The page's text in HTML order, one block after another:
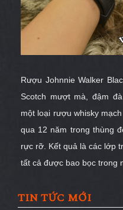
Rượu Johnnie Walker
Scotch mượt mà, đậm
một loại rượu whisky
qua 12 năm trong thùng
rực rỡ. Kết quả là các lớp
tất cả được bao bọc trong
TIN TỨC MỚI